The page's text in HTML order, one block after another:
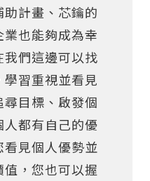
計畫、芯鑰的
也能夠成為幸
們這邊可以找
習重視並看見
目標、啟發個
人都有自己的優
見個人優勢並
，您也可以握